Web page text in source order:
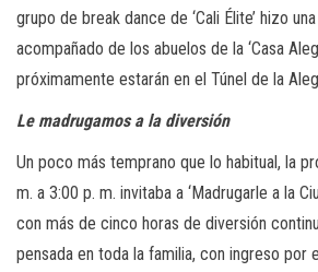
grupo de break dance de ‘Cali Élite’ hizo
acompañado de los abuelos de la ‘Casa
próximamente estarán en el Túnel de la
Le madrugamos a la diversión
Un poco más temprano que lo habitual, la
m. a 3:00 p. m. invitaba a ‘Madrugarle a la
con más de cinco horas de diversión
pensada en toda la familia, con ingreso por